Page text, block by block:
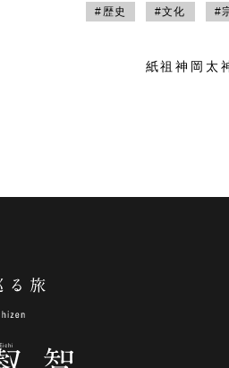
#歴史 #文化 #
紙祖神岡太